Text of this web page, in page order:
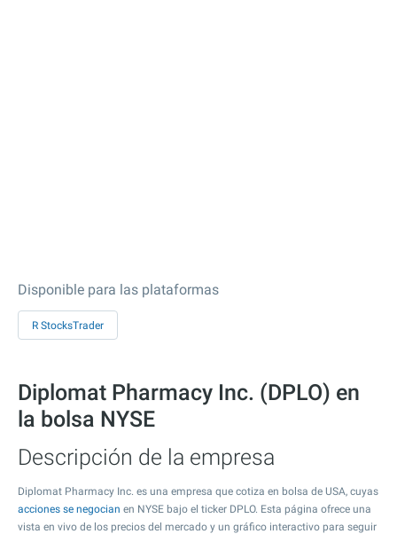
Disponible para las plataformas
R StocksTrader
Diplomat Pharmacy Inc. (DPLO) en
la bolsa NYSE
Descripción de la empresa
Diplomat Pharmacy Inc. es una empresa que cotiza en bolsa de USA, cuyas
acciones se negocian en NYSE bajo el ticker DPLO. Esta página ofrece una
vista en vivo de los precios del mercado y un gráfico interactivo para seguir